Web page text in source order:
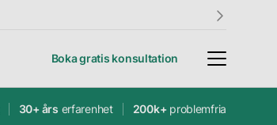
Boka gratis konsultation
30+ års erfarenhet 200k+ problemfria